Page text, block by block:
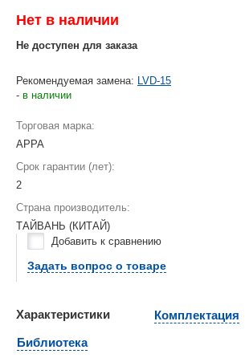
Нет в наличии
Не доступен для заказа
Рекомендуемая замена: LVD-15
- в наличии
Торговая марка:
APPA
Срок гарантии (лет):
2
Страна производитель:
ТАЙВАНЬ (КИТАЙ)
Добавить к сравнению
Задать вопрос о товаре
Характеристики
Комплектация
Библиотека